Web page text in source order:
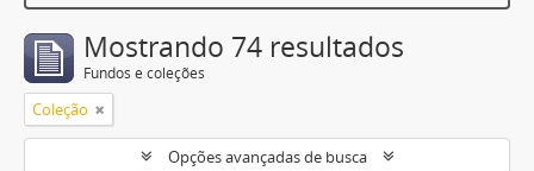
Mostrando 74 resultados
Fundos e coleções
Coleção
Opções avançadas de busca